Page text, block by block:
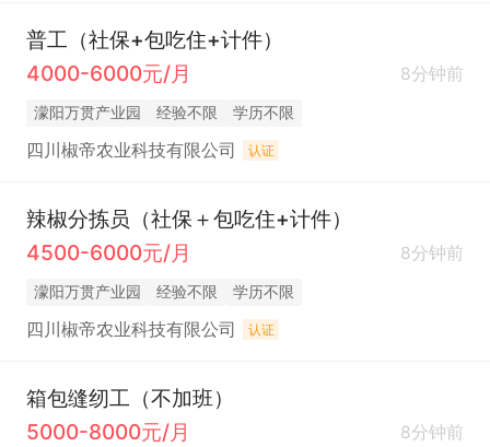
普工（社保+包吃住+计件）
4000-6000元/月
8分钟前
濛阳万贯产业园 经验不限 学历不限
四川椒帝农业科技有限公司 认证
辣椒分拣员（社保＋包吃住+计件）
4500-6000元/月
8分钟前
濛阳万贯产业园 经验不限 学历不限
四川椒帝农业科技有限公司 认证
箱包缝纫工（不加班）
5000-8000元/月
8分钟前